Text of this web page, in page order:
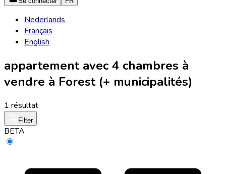
Nederlands
Français
English
appartement avec 4 chambres à
vendre à Forest (+ municipalités)
1 résultat
Filter
BETA